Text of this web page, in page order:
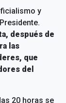
y
después de
las
que
del
20 horas se